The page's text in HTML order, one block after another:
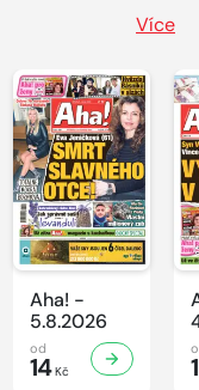
Více
Aha! -
5.8.2026
od
14Kč